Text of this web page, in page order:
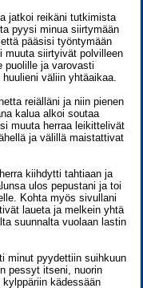
jatkoi reikäni tutkimista
pyysi minua siirtymään
pääsisi työntymään
muuta siirtyivät polvilleen
puolille ja varovasti
väliin yhtäaikaa.
reiälläni ja niin pienen
kalua alkoi soutaa
muuta herraa leikittelivät
ja välillä maistattivat
kiihdytti tahtiaan ja
ulos pepustani ja toi
Kohta myös sivullani
laueta ja melkein yhtä
suunnalta vuolaan lastin
minut pyydettiin suihkuun
pessyt itseni, nuorin
kädessään